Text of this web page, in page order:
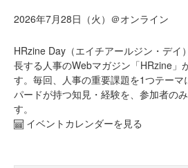
2026年7月28日（火）＠オンライン
HRzine Day（エイチアールジン・デイ
長する人事のWebマガジン「HRzine」
す。毎回、人事の重要課題を1つテーマ
パードが持つ知見・経験を、参加者の
す。
イベントカレンダーを見る